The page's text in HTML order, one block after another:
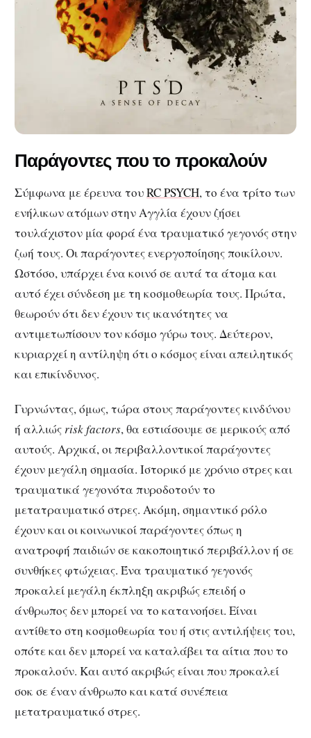
Παράγοντες που το προκαλούν
Σύμφωνα με έρευνα τουRC PSYCH, το ένα τρίτο των
ενήλικων ατόμων στην Αγγλία έχουν ζήσει
τουλάχιστον μία φορά ένα τραυματικό γεγονός στην
ζωή τους. Οι παράγοντες ενεργοποίησης ποικίλουν.
Ωστόσο, υπάρχει ένα κοινό σε αυτά τα άτομα και
αυτό έχει σύνδεση με τη κοσμοθεωρία τους. Πρώτα,
θεωρούν ότι δεν έχουν τις ικανότητες να
αντιμετωπίσουν τον κόσμο γύρω τους. Δεύτερον,
κυριαρχεί η αντίληψη ότι ο κόσμος είναι απειλητικός
και επικίνδυνος.
Γυρνώντας, όμως, τώρα στους παράγοντες κινδύνου
ή αλλιώςrisk factors, θα εστιάσουμε σε μερικούς από
αυτούς. Αρχικά, οι περιβαλλοντικοί παράγοντες
έχουν μεγάλη σημασία. Ιστορικό με χρόνιο στρες και
τραυματικά γεγονότα πυροδοτούν το
μετατραυματικό στρες. Ακόμη, σημαντικό ρόλο
έχουν και οι κοινωνικοί παράγοντες όπως η
ανατροφή παιδιών σε κακοποιητικό περιβάλλον ή σε
συνθήκες φτώχειας. Ένα τραυματικό γεγονός
προκαλεί μεγάλη έκπληξη ακριβώς επειδή ο
άνθρωπος δεν μπορεί να το κατανοήσει. Είναι
αντίθετο στη κοσμοθεωρία του ή στις αντιλήψεις του,
οπότε και δεν μπορεί να καταλάβει τα αίτια που το
προκαλούν. Και αυτό ακριβώς είναι που προκαλεί
σοκ σε έναν άνθρωπο και κατά συνέπεια
μετατραυματικό στρες.